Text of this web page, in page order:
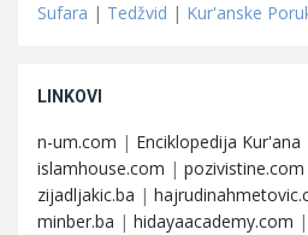
Sufara | Tedžvid | Kur'anske
LINKOVI
n-um.com | Enciklopedija Kur'ana
islamhouse.com | pozivistine.com
zijadljakic.ba |
minber.ba | hidayaacademy.com |